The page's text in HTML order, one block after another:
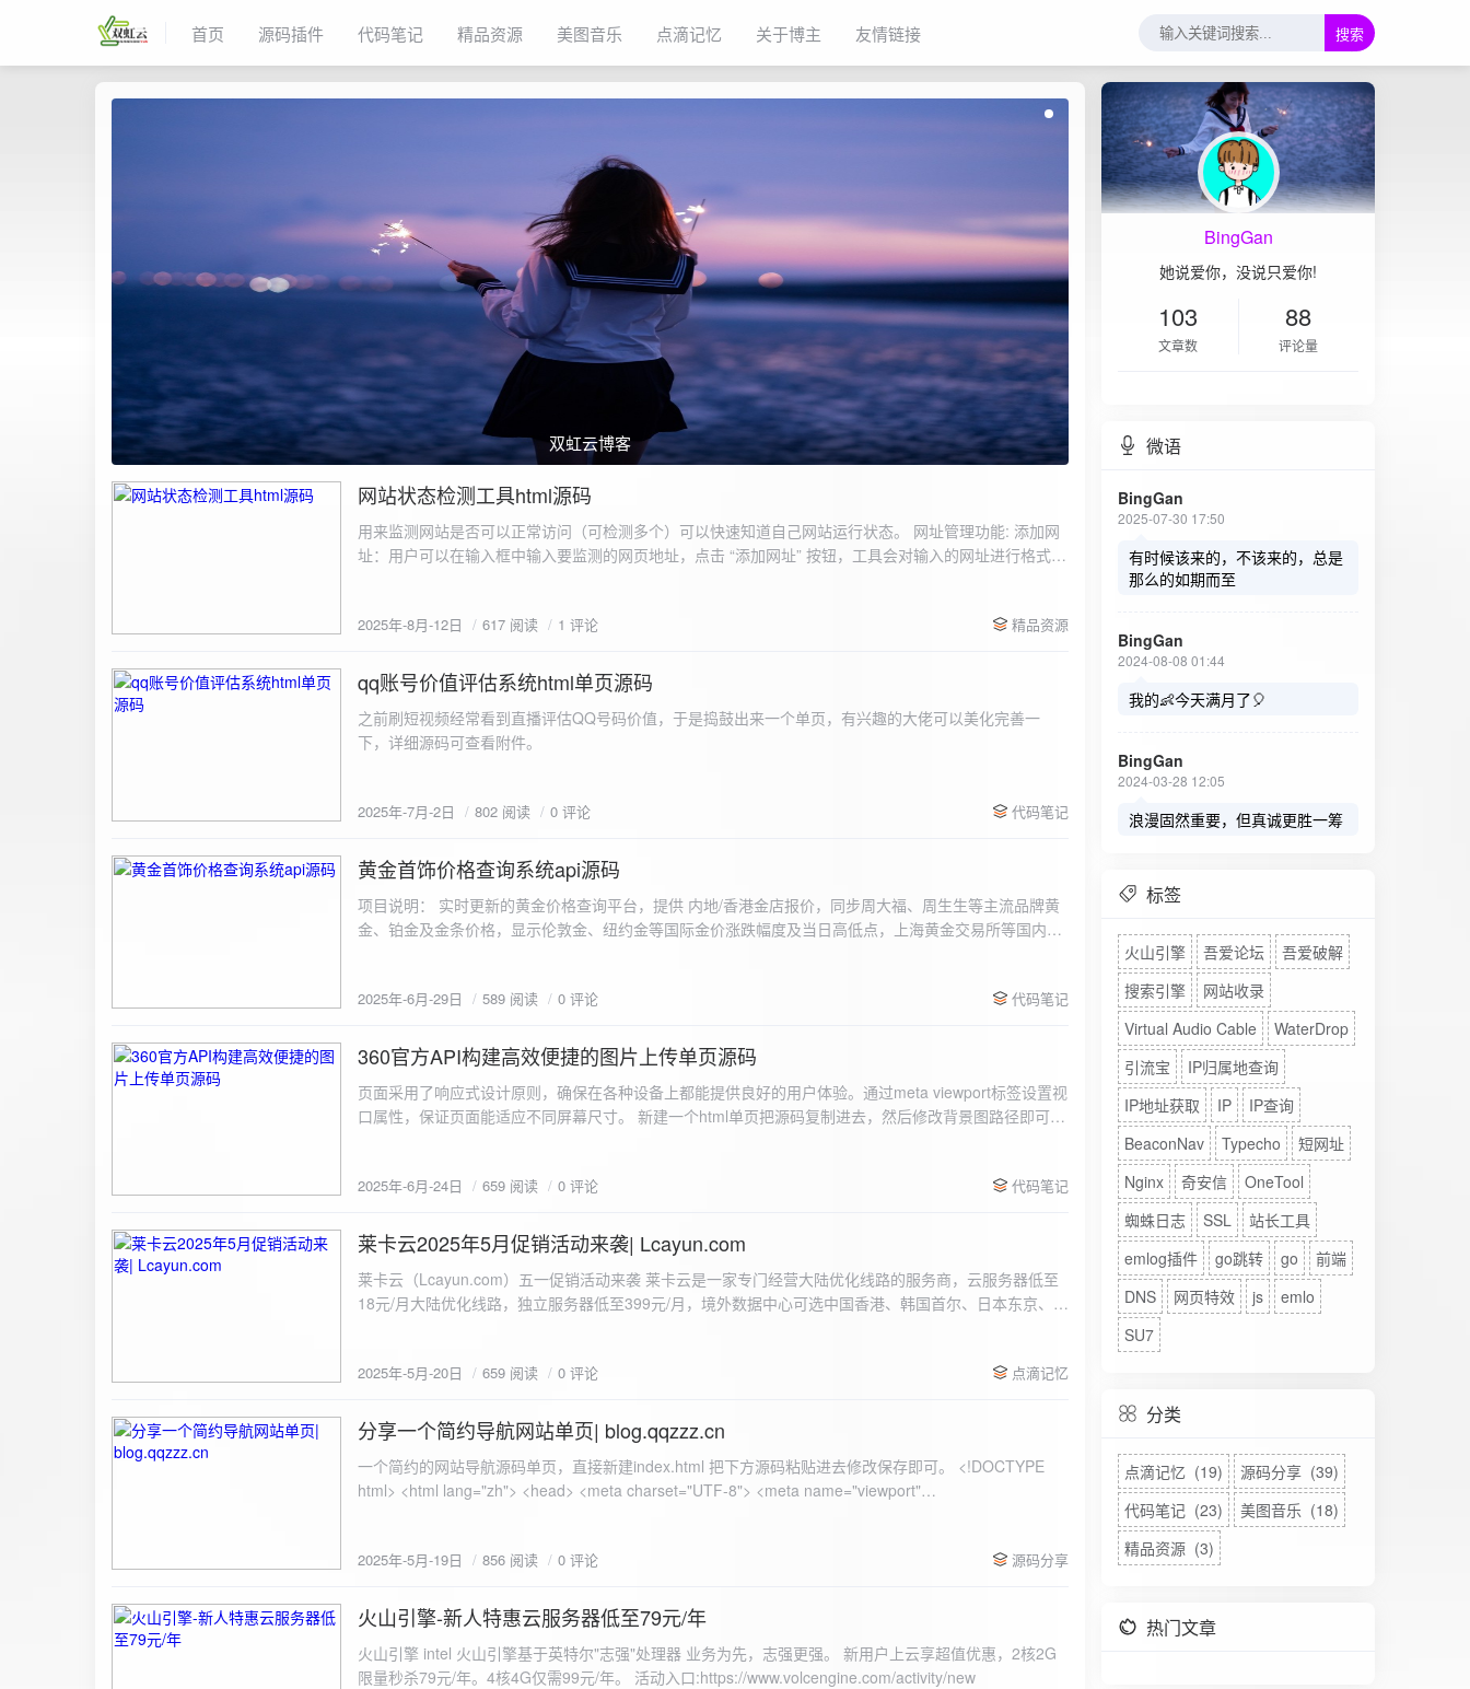
首页 源码插件 代码笔记 精品资源 美图音乐 点滴记忆 关于博主 友情链接 搜索
双虹云博客
2025-8-12
网站状态检测工具html源码
用来监测网站是否可以正常访问（可检测多个）可以快速知道自己网站运行状态。 网址管理功能: 添加网
址：用户可以在输入框中输入要监测的网页地址，点击 “添加网址” 按钮，工具会对输入的网址进行格式验
同时也会从筛选下拉框中移除该网址选项。筛选网址：右侧面板有一个 “筛选网址” 的下拉框，用户可以选
测功能： 设置监测间隔：用户可以在输入框中设置监测间隔时间（单位为秒），默认值为 60 秒。开始 /
停止监测：点击 “开始监测” 按钮，工具会立即对所有已添加的网址进行一次检测，之后按照设置的监测间
隔时间循环检测。点击 “停止监测” 按钮可停止监测。重试机制：在进行网址检测时，如果请求失败，会进
行最多 3 次重试，若重试后仍失败，则记录错误日志。日志记录与显示功能。 日志记录： 每次对网址进
会显示所有或筛选后的监测日志，正常状态的日志为黑色，异常状态的日志为红色。日志会自动滚动到最
2025年-8月-12日 617 阅读 1 评论 精品资源
2025-7-2
qq账号价值评估系统html单页源码
之前刷短视频经常看到直播评估QQ号码价值，于是捣鼓出来一个单页，有兴趣的大佬可以美化完善一
2025年-7月-2日 802 阅读 0 评论 代码笔记
2025-6-29
黄金首饰价格查询系统api源码
项目说明： 实时更新的黄金价格查询平台，提供 内地/香港金店报价，同步周大福、周生生等主流品牌黄
金、铂金及金条价格，显示伦敦金、纽约金等国际金价涨跌幅度及当日高低点，上海黄金交易所等国内黄
2025年-6月-29日 589 阅读 0 评论 代码笔记
2025-6-24
360官方API构建高效便捷的图片上传单页源码
页面采用了响应式设计原则，确保在各种设备上都能提供良好的用户体验。通过meta viewport标签设置视
口属性，保证页面能适应不同屏幕尺寸。 新建一个html单页把源码复制进去，然后修改背景图路径即可。
重置默认样式 */ * { margin: 0; padding: 0; box-sizing: border-box; } /* 设置页面的字体和添加背景图片 */
center fixed; /* 使用服务器上的路径 */ background-size: cover; /* 保证背景图片覆盖整个视窗 */ color:
#333; display: flex; justify-content: center; align-items: center; min-height: 100vh; margin: 0; } /* 容器样
式 */ .container { background-color: rgba(255, 255, 255, 0.9); /* 使用半透明白色背景，以便在图片背景
上更清晰地显示内容 */ padding: 30px; border-radius: 8px; box-shadow: 0 4px 8px rgba(0, 0, 0, 0.1);
padding: 8px; background-color: #f7f7f7; border: 1px solid #ccc; border-radius: 4px; font-size: 16px;
size: 16px; border: none; border-radius: 4px; cursor: pointer; transition: background-color 0.3s ease; }
100%; height: 30px; background-color: #ddd; border-radius: 4px; margin-top: 20px; overflow: hidden; }
.progress-fill { height: 100%; background-color: #4caf50; width: 0; line-height: 30px; text-align: center;
border-radius: 4px; background-color: #f9f9f9; font-size: 16px; color: #333; min-height: 40px; } /* 错误
或成功的提示信息样式 */ .result.success { border-color: #28a745; background-color: #e9f7e8; }
image { margin-top: 20px; max-width: 100%; height: auto; border-radius: 4px; border: 1px solid #ddd; }
</style> </head> <body> <div class="container"> <h2>图片上传-双虹云</h2> <form id="uploadForm">
<input type="file" id="fileInput" name="file" accept="image/*" required /> <button type="submit">上传文
2025年-6月-24日 659 阅读 0 评论 代码笔记
2025-5-20
莱卡云2025年5月促销活动来袭| Lcayun.com
莱卡云（Lcayun.com）五一促销活动来袭 莱卡云是一家专门经营大陆优化线路的服务商，云服务器低至
18元/月大陆优化线路，独立服务器低至399元/月，境外数据中心可选中国香港、韩国首尔、日本东京、美
https://www.lcayun.com/actcloud.html
2025年-5月-20日 659 阅读 0 评论 点滴记忆
2025-5-19
分享一个简约导航网站单页| blog.qqzzz.cn
一个简约的网站导航源码单页，直接新建index.html 把下方源码粘贴进去修改保存即可。 <!DOCTYPE html> <html lang="zh"> <head> <meta charset="UTF-8"> <meta name="viewport" content="width=device-width, initial-scale=1.0"> <title>导航网站 -blog.qqzzz.cn</title> <meta name="keywords" content="双虹云博客"> <meta name="description" content="双虹云博客。"> <meta name="author" content="导航网站"> <meta name="robots" content="index,follow"> <meta property="og:title" content="导航网站 - "> <meta property="og:description" content="双虹云。"> <meta property="og:type" content="website"> <link rel="icon" href="https://blog.qqzzz.cn/favicon.ico" type="image/x-icon"> <link rel="shortcut icon" href="https://blog.qqzzz.cn/favicon.ico" type="image/x-icon"> <style> /* 基础样式 */ * { margin: 0; padding: 0; box-sizing: border-box; } /* 主体样式 */ body { background: #f0f2f5; font-family: 'Microsoft YaHei', -apple-system, BlinkMacSystemFont, sans-serif; margin: 0; padding: 0; min-height: 100vh; overflow-x: hidden; position: relative; display: flex; flex-direction: column; } /* 容器样式 */ .container { max-width: 1200px; margin: 0 auto; padding: 20px; flex: 1; display: flex; flex-direction: column; align-items: center; width: 100%; } /* 主盒子样式 */ .main-box { background: white; box-shadow: 0 2px 12px rgba(0, 0, 0, 0.08); border-radius: 24px; border: 1px solid #e9ecef; width: 100%; max-width: 1000px; padding: 30px; margin: 0 auto 15px; transition: all 0.3s ease; position: relative; z-index: 2; } .main-box:hover { transform: translateY(-2px); box-shadow: 0 6px 25px rgba(0, 0, 0, 0.2); } /* 头部样式 */ .header { text-align: center; margin-bottom: 20px; padding-bottom: 15px; border-bottom: 1px solid rgba(255, 255, 255, 0.2); } .header h1 { font-size: 32px; background: linear-gradient(120deg, #2b5876 0%, #4e4376 100%); -webkit-background-clip: text; -webkit-text-fill-color: transparent; margin-bottom: 15px; } /* 提示框样式 */ .notice { background: transparent; padding: 0 25px; border-radius: 12px; margin-bottom: 15px; white-space: nowrap; overflow: hidden; text-overflow: ellipsis; } .notice p { color: #4facfe; font-size: 16px; line-height: 1; font-weight: bold; letter-spacing: 0.5px; margin: 0; } /* 流量卡领取样式 */ .flow-card, .flow-card-top { background: linear-gradient(120deg, #4facfe 0%, #00f2fe 100%); box-shadow: 0 3px 15px rgba(0, 0, 0, 0.1); border-radius: 12px; padding: 10px 15px; margin-bottom: 10px; text-align: center; position: relative; overflow: hidden; display: flex; justify-content: space-between; align-items: center; } .flow-card::before, .flow-card-top::before { content: ''; position: absolute; top: -10px; right: -10px; width: 80px; height: 80px; background: rgba(255, 255, 255, 0.1); border-radius: 50%; } .flow-card .text-content, .flow-card-top h3 { flex: 1; text-align: left; color: #ffffff; font-size: 16px; margin: 0; } .flow-card h2 { color: #ffffff; font-size: 18px; margin-bottom: 4px; font-weight: 600; } .flow-card p { color: rgba(255, 255, 255, 0.9); font-size: 14px; margin-bottom: 0; } .flow-card a, .flow-card-top a { display: inline-block; background: #ffffff; color: #2b5876; padding: 8px 0; border-radius: 50px; font-size: 15px; cursor: pointer; transition: all 0.3s ease; font-weight: 600; text-decoration: none; box-shadow: 0 4px 10px rgba(0, 0, 0, 0.1); margin: 0 5px; white-space: nowrap; width: 110px; text-align: center; } /* 所有按钮统一样式 */ .flow-card .buttons a, .flow-card-top .buttons a { background: #ffffff; color: #2b5876; } .flow-card .buttons a:hover, .flow-card-top .buttons a:hover { background: #f8f9fa; transform: translateY(-2px); box-shadow: 0 6px 15px rgba(0, 0, 0, 0.2); } .flow-card .buttons, .flow-card-top .buttons { display: flex; align-items: center; justify-content: flex-end; flex-wrap: nowrap; } .flow-card a:hover, .flow-card-top a:hover { transform: translateY(-2px); box-shadow: 0 6px 15px rgba(0, 0, 0, 0.2); background: #f8f9fa; } .flow-card-top { margin-bottom: 10px; } /* 导航网格样式 */ .nav-grid { display: grid; grid-template-columns: repeat(2, 1fr); gap: 25px; width: 100%; margin: 0 auto; padding: 0; } /* 导航项样式 */ .nav-item { background: hsl(230, 10%, 33%); border-radius: 12px; padding: 12px; text-align: center; box-shadow: none; transition: all 0.3s ease; min-height: 75px; position: relative; } .nav-item:hover { transform: none; background: hsl(230, 10%, 38%); } .nav-item a { text-decoration: none; color: inherit; display: block; text-align: center; } .nav-item h3 { color: #ffffff; font-size: 17px; margin-bottom: 8px; } .nav-item p { color: rgba(255, 255, 255, 0.9); font-size: 16px; margin-bottom: 4px; } .nav-item .status { position: absolute; bottom: -20px; left: 0; right: 0; color: #ff6b6b; font-size: 12px; text-align: center; font-weight: 500; } /* 底部导航样式 */ .float-nav { display: none; } @media (max-width: 768px) { body { padding-bottom: 20px; } .container { padding: 10px; } .main-box { padding: 15px; margin: 5px; } .header { margin-bottom: 15px; padding-bottom: 10px; } .nav-grid { gap: 15px; } .flow-card, .flow-card-top { padding: 12px; margin-bottom: 10px; flex-direction: column; } .flow-card .text-content, .flow-card-top h3 { text-align: center; margin-bottom: 12px; font-size: 16px; } .flow-card h2 { font-size: 16px; margin-bottom: 5px; text-align: center; } .flow-card p { font-size: 13px; text-align: center; padding: 0 5px; } .flow-card a, .flow-card-top a, .flow-card .buttons a, .flow-card-top .buttons a { padding: 7px 0; font-size: 14px; margin: 0 4px; width: 95px; text-align: center; background: #ffffff; color: #2b5876; } .flow-card .buttons, .flow-card-top .buttons { justify-content: center; width: 100%; margin-top: 5px; } .nav-item { padding: 12px; min-height: 70px; width: 100%; } .header h1 { font-size: 24px; } .notice p { font-size: 14px; } .copyright { padding: 10px 0; font-size: 12px; } } /* 版权信息样式 */ .copyright { text-align: center; padding: 15px 0; color: #6c757d; font-size: 13px; letter-spacing: 0.5px; width: 100%; max-width: 1200px; margin: 0 auto; } /* 弹窗样式 */ .modal-overlay { position: fixed; top: 0; left: 0; right: 0; bottom: 0; background: rgba(0, 0, 0, 0.4); display: flex; justify-content: center; align-items: center; z-index: 10000; } .modal { background: white; border: 1px solid #e9ecef; padding: 25px; border-radius: 15px; width: 90%; max-width: 3
2025年-5月-19日 856 阅读 0 评论 源码分享
2025-3-24
火山引擎-新人特惠云服务器低至79元/年
火山引擎 intel 火山引擎基于英特尔"志强"处理器 业务为先，志强更强。 新用户上云享超值优惠，2核2G
限量秒杀79元/年。4核4G仅需99元/年。 活动入口:https://www.volcengine.com/activity/new
BingGan
她说爱你，没说只爱你!
103
文章数
88
评论量
微语
BingGan
2025-07-30 17:50
有时候该来的，不该来的，总是
那么的如期而至
BingGan
2024-08-08 01:44
我的👶今天满月了🎈
BingGan
2024-03-28 12:05
浪漫固然重要，但真诚更胜一筹
标签
火山引擎 吾爱论坛
吾爱破解
搜索引擎
网站收录
Virtual Audio Cable
WaterDrop
引流宝
IP归属地查询
IP地址获取
IP
IP查询
BeaconNav
Typecho
短网址
Nginx
奇安信
OneTool
蜘蛛日志
SSL
站长工具
emlog插件
go跳转 go
前端
DNS
网页特效 js
emlo
SU7
分类
点滴记忆 (19)
源码分享 (39)
代码笔记 (23)
美图音乐 (18)
精品资源 (3)
热门文章